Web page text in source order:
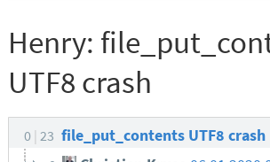
Henry:
UTF8 crash
0 23 file_put_contents UTF8 crash